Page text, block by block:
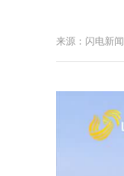
来源： 闪电新闻